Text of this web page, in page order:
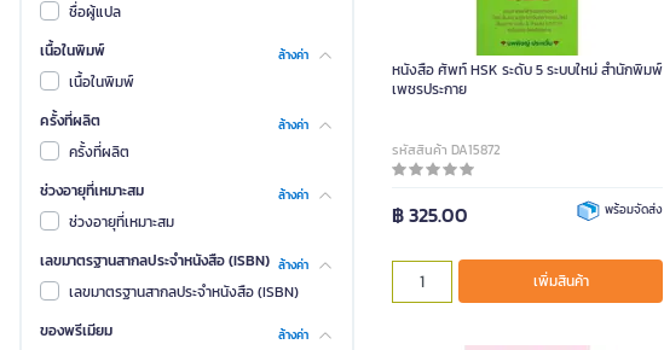
ชื่อผู้แปล
เนื้อในพิมพ์
ล้างค่า
เนื้อในพิมพ์
ครั้งที่ผลิต
ล้างค่า
ครั้งที่ผลิต
ช่วงอายุที่เหมาะสม
ล้างค่า
ช่วงอายุที่เหมาะสม
เลขมาตรฐานสากลประจำหนังสือ (ISBN) ล้างค่า
เลขมาตรฐานสากลประจำหนังสือ (ISBN)
ของพรีเมียม
ล้างค่า
หนังสือ ศัพท์ HSK ระดับ 5 ระบบใหม่ สำนักพิมพ์
เพชรประกาย
รหัสสินค้า DA15872
฿ 325.00 พร้อมจัดส่ง
เพิ่มสินค้า